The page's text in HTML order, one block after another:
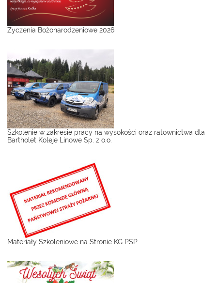
Życzenia Bożonarodzeniowe 2026
Szkolenie w zakresie pracy na wysokości oraz ratownictwa dla
Bartholet Koleje Linowe Sp. z o.o.
Materiały Szkoleniowe na Stronie KG PSP.